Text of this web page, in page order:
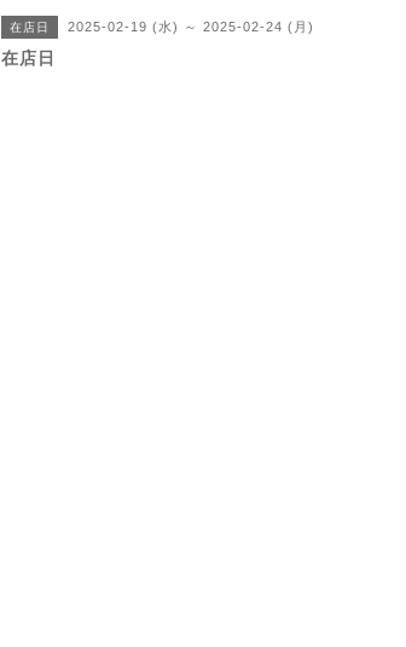
在店日 2025-02-19 (水) ～ 2025-02-24 (月)
在店日